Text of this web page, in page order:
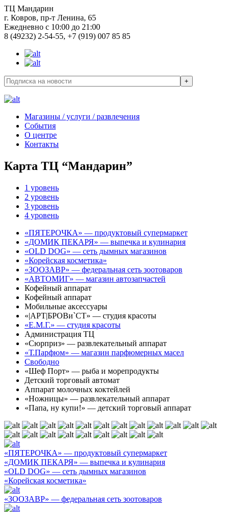
ТЦ Мандарин
г. Ковров, пр-т Ленина, 65
Ежедневно с 10:00 до 21:00
8 (49232) 2-54-55, +7 (919) 007 85 85
Магазины / услуги / развлечения
События
О центре
Контакты
Карта ТЦ “Мандарин”
1 уровень
2 уровень
3 уровень
4 уровень
«ПЯТЕРОЧКА» — продуктовый супермаркет
«ДОМИК ПЕКАРЯ» — выпечка и кулинария
«OLD DOG» — сеть дымных магазинов
«Корейская косметика»
«ЗООЗАВР» — федеральная сеть зоотоваров
«АВТОМИГ» — магазин автозапчастей
Кофейный аппарат
Кофейный аппарат
Мобильные аксессуары
«|АРТ|БРОВи`СТ» — студия красоты
«Е.М.Г.» — студия красоты
Администрация ТЦ
«Сюрприз» — развлекательный аппарат
«Т.Парфюм» — магазин парфюмерных масел
Свободно
«Шеф Порт» — рыба и морепродукты
Детский торговый автомат
Аппарат молочных коктейлей
«Ножницы» — развлекательный аппарат
«Папа, ну купи!» — детский торговый аппарат
«ПЯТЕРОЧКА» — продуктовый супермаркет
«ДОМИК ПЕКАРЯ» — выпечка и кулинария
«OLD DOG» — сеть дымных магазинов
«Корейская косметика»
«ЗООЗАВР» — федеральная сеть зоотоваров